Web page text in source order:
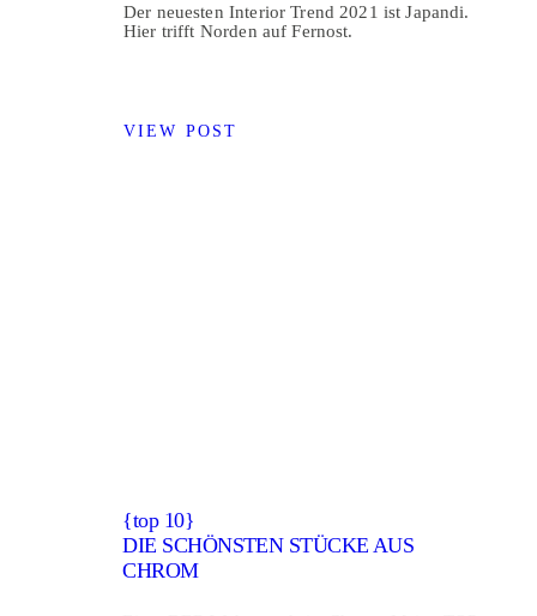
{top 10}
DIE SCHÖNSTEN STÜCKE AUS
CHROM
Der neuesten Interior Trend 2021 ist Japandi.
Hier trifft Norden auf Fernost.
VIEW POST